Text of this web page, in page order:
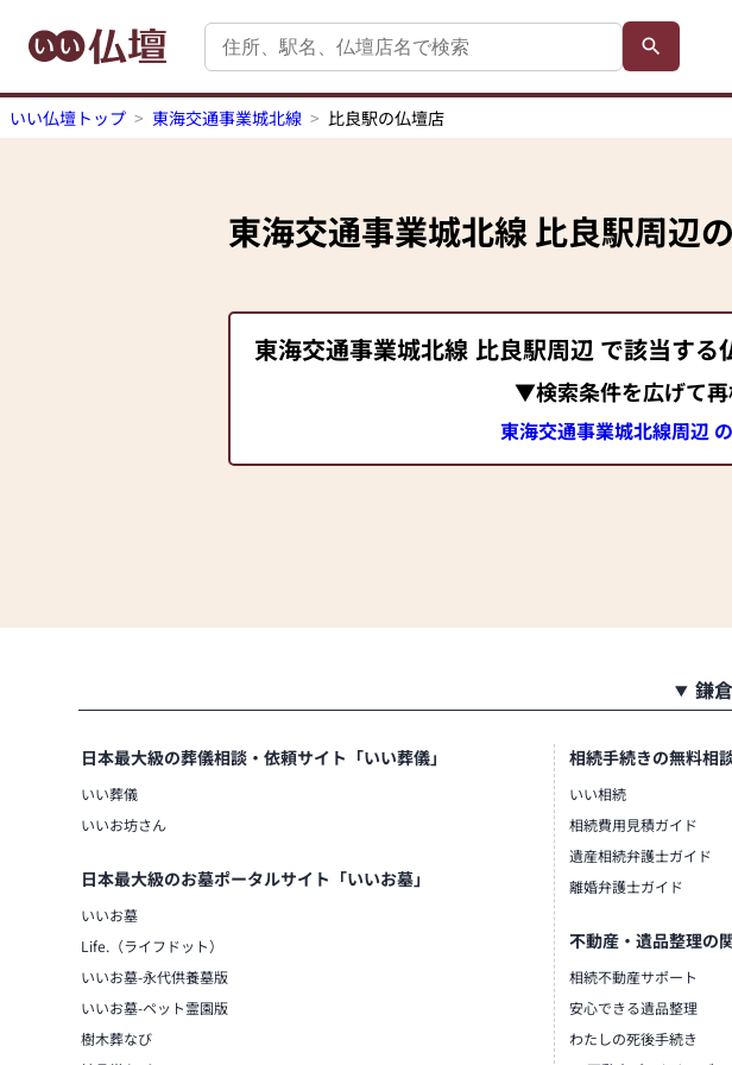
いい仏壇トップ 東海交通事業城北線 比良駅の仏壇店
東海交通事業城北線比良駅周辺
東海交通事業城北線 比良駅周辺 で該当する
▼検索条件を広げて再
東海交通事業城北線周辺
鎌
日本最大級の葬儀相談・依頼サイト「いい葬儀」
いい葬儀
いいお坊さん
日本最大級のお墓ポータルサイト「いいお墓」
いいお墓
Life.（ライフドット）
いいお墓-永代供養墓版
いいお墓-ペット霊園版
樹木葬なび
相続手続きの無料相
いい相続
相続費用見積ガイド
遺産相続弁護士ガイド
離婚弁護士ガイド
不動産・遺品整理の
相続不動産サポート
安心できる遺品整理
わたしの死後手続き